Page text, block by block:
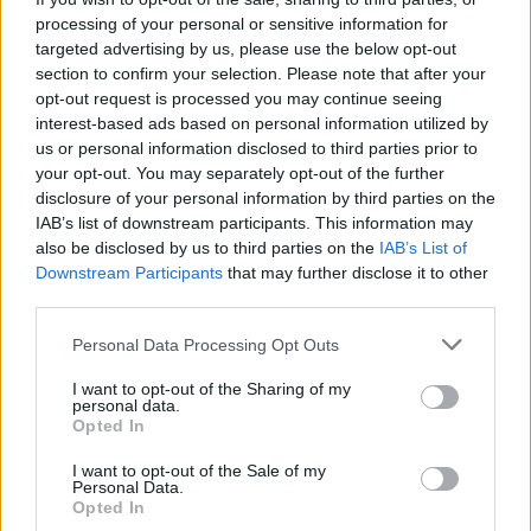
processing of your personal or sensitive information for
targeted advertising by us, please use the below opt-out
section to confirm your selection. Please note that after your
opt-out request is processed you may continue seeing
interest-based ads based on personal information utilized by
us or personal information disclosed to third parties prior to
your opt-out. You may separately opt-out of the further
disclosure of your personal information by third parties on the
IAB’s list of downstream participants. This information may
also be disclosed by us to third parties on the IAB’s List of
Downstream Participants that may further disclose it to other
Personal Data Processing Opt Outs
I want to opt-out of the Sharing of my
personal data.
Opted In
I want to opt-out of the Sale of my
Personal Data.
Opted In
Técnica de Memoria Histórica celebrada el 11 de
abril de 2024 y en coordinación con la Federación
Canaria de Islas (FECAI), la declaración de la
antigua Colonia Agrícola Penitenciaria de Tefía
como lugar de utilidad pública, trámite
imprescindible para poder ejecutar el proyecto
de creación del Centro Canario de Interpretación
de la Memoria de la Disidencia Sexo-Genérica en
Canarias.
Este proyecto, liderado por la Dirección General
con la participación del colectivo de Altihay
Fuerteventura y del Cabildo de Fuerteventura,
órgano competente para la tramitación de la
citada declaración. La iniciativa dio cumplimiento